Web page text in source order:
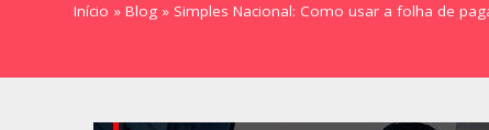
Início »Blog » Simples Nacional: Como usar a folha de